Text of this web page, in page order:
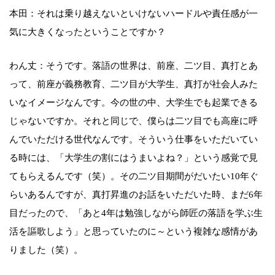
本田：それは乗り越えないといけないハードルや責任感が一
気に大きくなったということですか？
わん丈：そうです。落語の世界は、前座、二ツ目、真打とあ
って、前座が義務教育、二ツ目が大学生、真打が社会人みた
いなイメージなんです。今の世の中、大学生でも起業できる
じゃないですか。それと同じで、僕らは二ツ目でも高座に呼
んでいただける世代なんです。そういう仕事をいただいてい
る時には、「大学生の割にはうまいよね？」という感覚で見
てもらえるんです（笑）。その二ツ目期間がだいたい10年ぐ
らいあるんですが、真打昇進のお話をいただいた時、まだ6年
目だったので、「あと4年は勉強しながら師匠の落語を学ぶ生
活を謳歌しよう」と思っていたのに～という複雑な感情があ
りました（笑）。